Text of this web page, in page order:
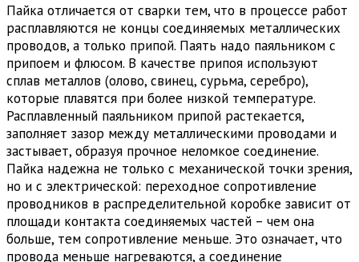
Пайка отличается от сварки тем, что в процессе работ
расплавляются не концы соединяемых металлических
проводов, а только припой. Паять надо паяльником с
припоем и флюсом. В качестве припоя используют
сплав металлов (олово, свинец, сурьма, серебро),
которые плавятся при более низкой температуре.
Расплавленный паяльником припой растекается,
заполняет зазор между металлическими проводами и
застывает, образуя прочное неломкое соединение.
Пайка надежна не только с механической точки зрения,
но и с электрической: переходное сопротивление
проводников в распределительной коробке зависит от
площади контакта соединяемых частей – чем она
больше, тем сопротивление меньше. Это означает, что
провода меньше нагреваются, а соединение